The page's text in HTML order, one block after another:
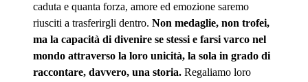
caduta e quanta forza, amore ed emozione saremo
riusciti a trasferirgli dentro. Non medaglie, non trofei,
ma la capacità di divenire se stessi e farsi varco nel
mondo attraverso la loro unicità, la sola in grado di
raccontare, davvero, una storia. Regaliamo loro